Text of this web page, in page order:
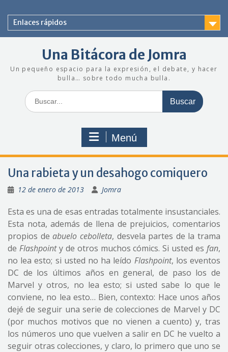
contenido
Enlaces rápidos
Una Bitácora de Jomra
Un pequeño espacio para la expresión, el debate, y hacer
bulla… sobre todo mucha bulla.
Buscar:
Menú
Una rabieta y un desahogo comiquero
12 de enero de 2013 Jomra
Esta es una de esas entradas totalmente insustanciales.
Esta nota, además de llena de prejuicios, comentarios
propios deabuelo cebolleta, desvela partes de la trama
de Flashpointy de otros muchos cómics. Si usted esfan,
no lea esto; si usted no ha leído Flashpoint, los eventos
DC de los últimos años en general, de paso los de
Marvel y otros, no lea esto; si usted sabe lo que le
conviene, no lea esto… Bien, contexto: Hace unos años
dejé de seguir una serie de colecciones de Marvel y DC
(por muchos motivos que no vienen a cuento) y, tras
los números uno que vuelven a salir en DC he vuelto a
seguir otras colecciones, y claro, lo primero que uno se